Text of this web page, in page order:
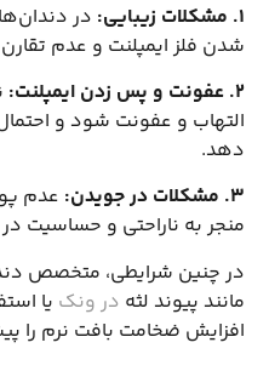
1. مشکلات زیبایی
: در
شدن فلز ایمپلنت و عدم
2. عفونت و پس زدن ایمپلنت
:
التهاب و عفونت شود و
دهد.
3. مشکلات در جویدن
: عدم
منجر به ناراحتی و حساسیت
در چنین شرایطی، متخصص
مانند پیوند لثه در ونک یا
افزایش ضخامت بافت نرم را